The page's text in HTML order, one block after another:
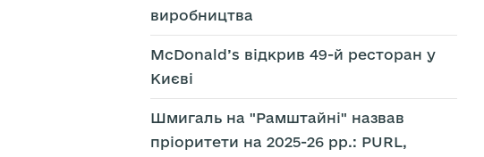
виробництва
McDonald’s відкрив 49-й ресторан у
Києві
Шмигаль на "Рамштайні" назвав
пріоритети на 2025-26 рр.: PURL,